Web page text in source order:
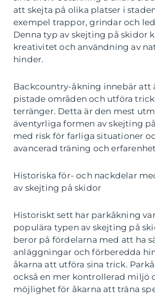
att skejta på olika platser i
exempel trappor, grindar och
Denna typ av skejting på skidor
kreativitet och användning av
hinder.
Backcountry-åkning innebär att
pistade områden och utföra
terränger. Detta är den mest
äventyrliga formen av skejting
med risk för farliga situationer
avancerad träning och
Historiska för- och nackdelar
av skejting på skidor
Historiskt sett har parkåkning
populära typen av skejting på
beror på fördelarna med att ha
anläggningar och förberedda
åkarna att utföra sina trick.
också en mer kontrollerad miljö
möjlighet för åkarna att träna